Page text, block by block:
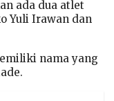
ada dua atlet
Yuli Irawan dan
nama yang